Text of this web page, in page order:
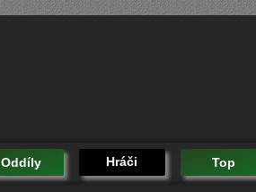
Oddíly Hráči Top